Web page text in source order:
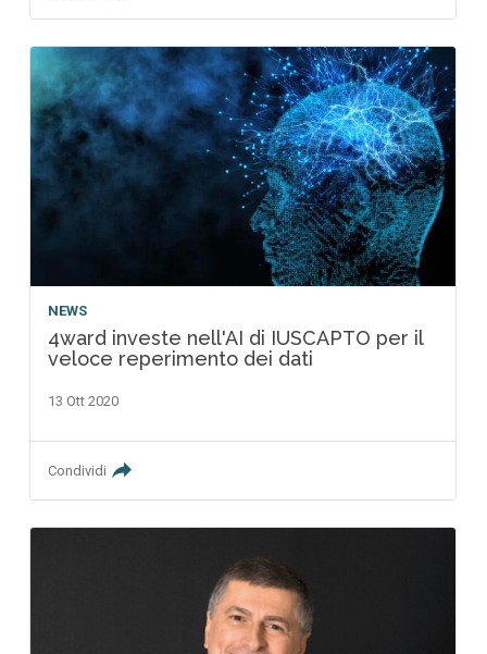
NEWS
4ward investe nell'AI di IUSCAPTO per il
veloce reperimento dei dati
13 Ott 2020
Condividi